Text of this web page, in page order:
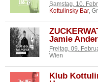
Samstag, 10.
Kottulinsky Bar,
Jamie
Freitag, 09.
Wien
Klub